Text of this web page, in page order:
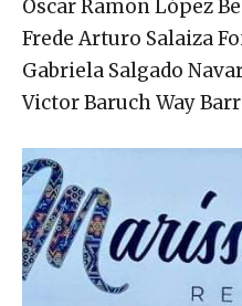
Oscar Ramon López
Frede Arturo Salaiza
Gabriela Salgado
Victor Baruch Way